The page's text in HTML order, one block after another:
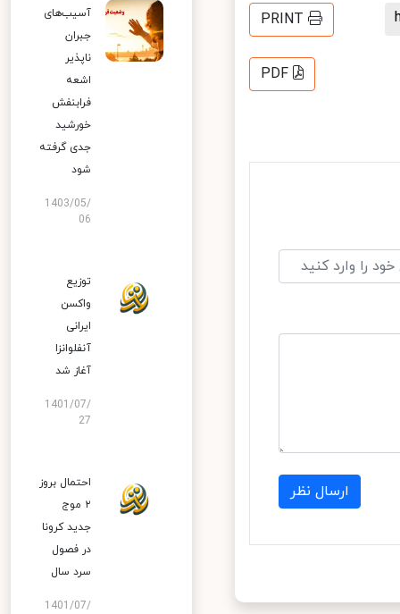
PRINT
PDF
ارسال نظر
آسیب‌های
جبران
ناپذیر
اشعه
فرابنفش
خورشید
جدی گرفته
شود
1403/05/
06
توزیع
واکسن
ایرانی
آنفلوانزا
آغاز شد
1401/07/
27
احتمال بروز
۲ موج
جدید کرونا
در فصول
سرد سال
1401/07/